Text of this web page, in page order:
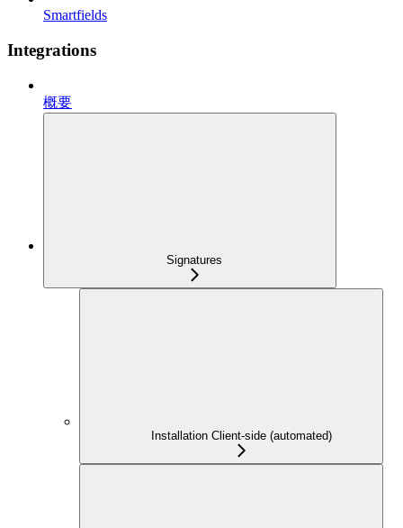
Smartfields
Integrations
概要
Signatures
Installation Client-side (automated)